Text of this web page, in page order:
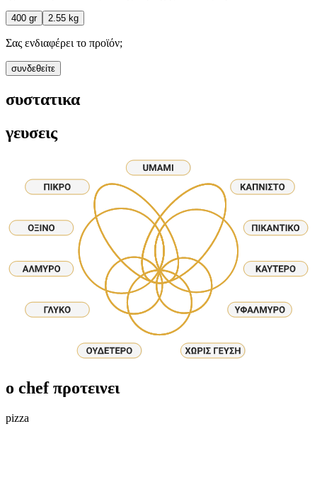
400 gr 2.55 kg
Σας ενδιαφέρει το προϊόν;
συνδεθείτε
συστατικα
γευσεις
ο chef προτεινει
pizza